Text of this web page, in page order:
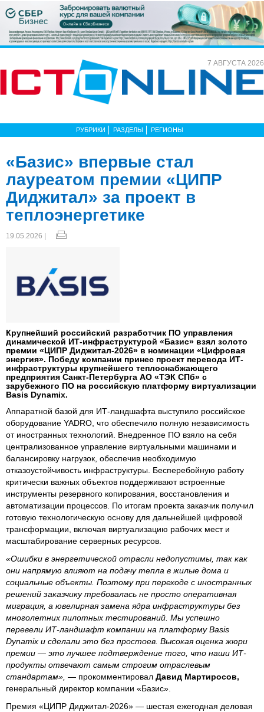
7 АВГУСТА 2026
РУБРИКИ РАЗДЕЛЫ РЕГИОНЫ
«Базис» впервые стал
лауреатом премии «ЦИПР
Диджитал» за проект в
теплоэнергетике
19.05.2026 |
Крупнейший российский разработчик ПО управления
динамической ИТ-инфраструктурой «Базис» взял золото
премии «ЦИПР Диджитал-2026» в номинации «Цифровая
энергия». Победу компании принес проект перевода ИТ-
инфраструктуры крупнейшего теплоснабжающего
предприятия Санкт-Петербурга АО «ТЭК СПб» с
зарубежного ПО на российскую платформу виртуализации
Basis Dynamix.
Аппаратной базой для ИТ-ландшафта выступило российское
оборудование YADRO, что обеспечило полную независимость
от иностранных технологий. Внедренное ПО взяло на себя
централизованное управление виртуальными машинами и
балансировку нагрузок, обеспечив необходимую
отказоустойчивость инфраструктуры. Бесперебойную работу
критически важных объектов поддерживают встроенные
инструменты резервного копирования, восстановления и
автоматизации процессов. По итогам проекта заказчик получил
готовую технологическую основу для дальнейшей цифровой
трансформации, включая виртуализацию рабочих мест и
масштабирование серверных ресурсов.
«Ошибки в энергетической отрасли недопустимы, так как
они напрямую влияют на подачу тепла в жилые дома и
социальные объекты. Поэтому при переходе с иностранных
решений заказчику требовалась не просто оперативная
миграция, а ювелирная замена ядра инфраструктуры без
многолетних пилотных тестирований. Мы успешно
перевели ИТ-ландшафт компании на платформу Basis
Dynamix и сделали это без простоев. Высокая оценка жюри
премии — это лучшее подтверждение того, что наши ИТ-
продукты отвечают самым строгим отраслевым
стандартам», — прокомментировал Давид Мартиросов,
генеральный директор компании «Базис».
Премия «ЦИПР Диджитал-2026» — шестая ежегодная деловая